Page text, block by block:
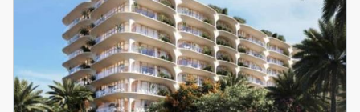
1.5 BHK 48 Parkside
شقةللبيع 1,350,000 درهم
سرير
1
حمام
2
المنطقة (متر
مربع)
75.43